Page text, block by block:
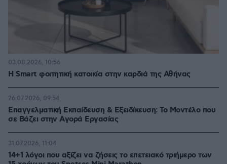
Η Smart φοιτητική κατοικία στην καρδιά της Αθήνας
03.08.2026, 10:56
Επαγγελματική Εκπαίδευση & Εξειδίκευση: Το Mοντέλο που
σε Bάζει στην Aγορά Eργασίας
26.07.2026, 09:54
14+1 λόγοι που αξίζει να ζήσεις το επετειακό τριήμερο των
31.07.2026, 11:04